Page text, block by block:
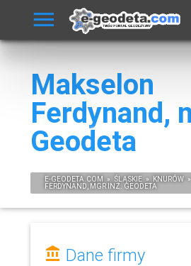
Makselon
Ferdynand,
Geodeta
E-GEODETA.COM » ŚLĄSKIE » KNURÓW »
FERDYNAND, MGR INŻ. GEODETA
Dane firmy